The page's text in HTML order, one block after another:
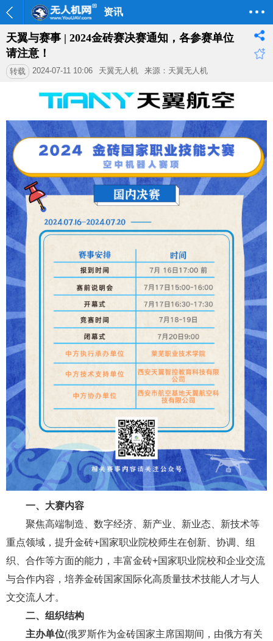
资讯
天翼与赛事 | 2024金砖赛决赛通知，各参赛单位
请注意！
转载 2024-07-11 10:06 天翼无人机 来源：天翼无人机
一、大赛内容
聚焦高端制造、数字经济、新产业、新业态、新技术等
重点领域，提升金砖+国家职业院校师生在创新、协调、组
织、合作等方面的能力，丰富金砖+国家职业院校和企业交流
与合作内容，培养金砖国家国际化高质量技术技能人才与人
文交流人才。
二、组织结构
主办单位(俄罗斯作为金砖国家主席国期间，由俄方有关